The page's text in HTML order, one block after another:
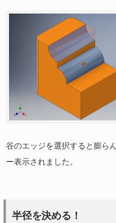
谷のエッジを選択すると膨ら
ー表示されました。
半径を決める！